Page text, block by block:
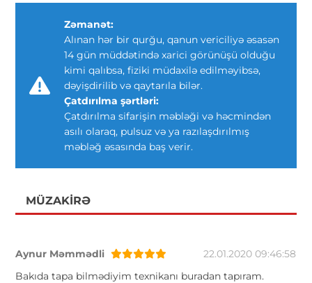
Zəmanət:
Alınan hər bir qurğu, qanun vericiliyə əsasən
14 gün müddətində xarici görünüşü olduğu
kimi qalıbsa, fiziki müdaxilə edilməyibsə,
dəyişdirilib və qaytarıla bilər.
Çatdırılma şərtləri:
Çatdırılma sifarişin məbləği və həcmindən
asılı olaraq, pulsuz və ya razılaşdırılmış
məbləğ əsasında baş verir.
MÜZAKIRƏ
Aynur Məmmədli
22.01.2020 09:46:58
Bakıda tapa bilmədiyim texnikanı buradan tapıram.